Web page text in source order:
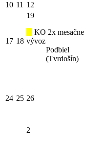
10 11 12
17 18
19
KO 2x mesačne
vývoz
Podbiel
(Tvrdošín)
24 25 26
2